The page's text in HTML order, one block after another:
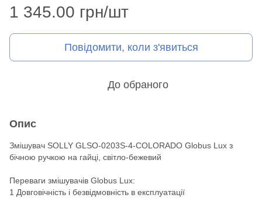
1 345.00 грн/шт
Повідомити, коли з'явиться
До обраного
Опис
Змішувач SOLLY GLSO-0203S-4-COLORADO Globus Lux з
бічною ручкою на гайці, світло-бежевий
Переваги змішувачів Globus Lux:
1 Довговічність і безвідмовність в експлуатації